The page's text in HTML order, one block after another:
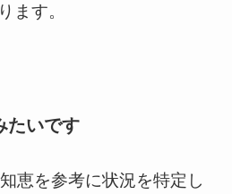
ります。
たいです
恵を参考に状況を特定し